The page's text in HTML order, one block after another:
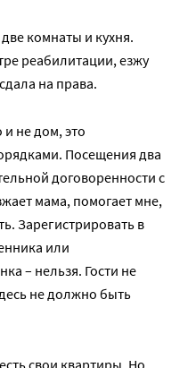
комнаты и кухня.
реабилитации, езжу
на права.
и не дом, это
Посещения два
договоренности с
мама, помогает мне,
Зарегистрировать в
или
– нельзя. Гости не
не должно быть